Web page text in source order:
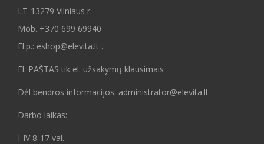
LT-13279 Vilniaus r.
Mob. +370 699 69940
El.p.: eshop@elevita.lt .
El. PAŠTAS tik el. užsakymų klausimais
Dėl bendros informacijos: administrator@elevita.lt
Darbo laikas:
I-IV 8-17 val.